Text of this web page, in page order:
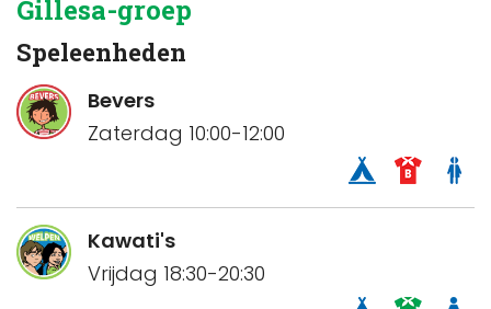
Gillesa-groep
Speleenheden
Bevers
Zaterdag 10:00-12:00
Kawati's
Vrijdag 18:30-20:30